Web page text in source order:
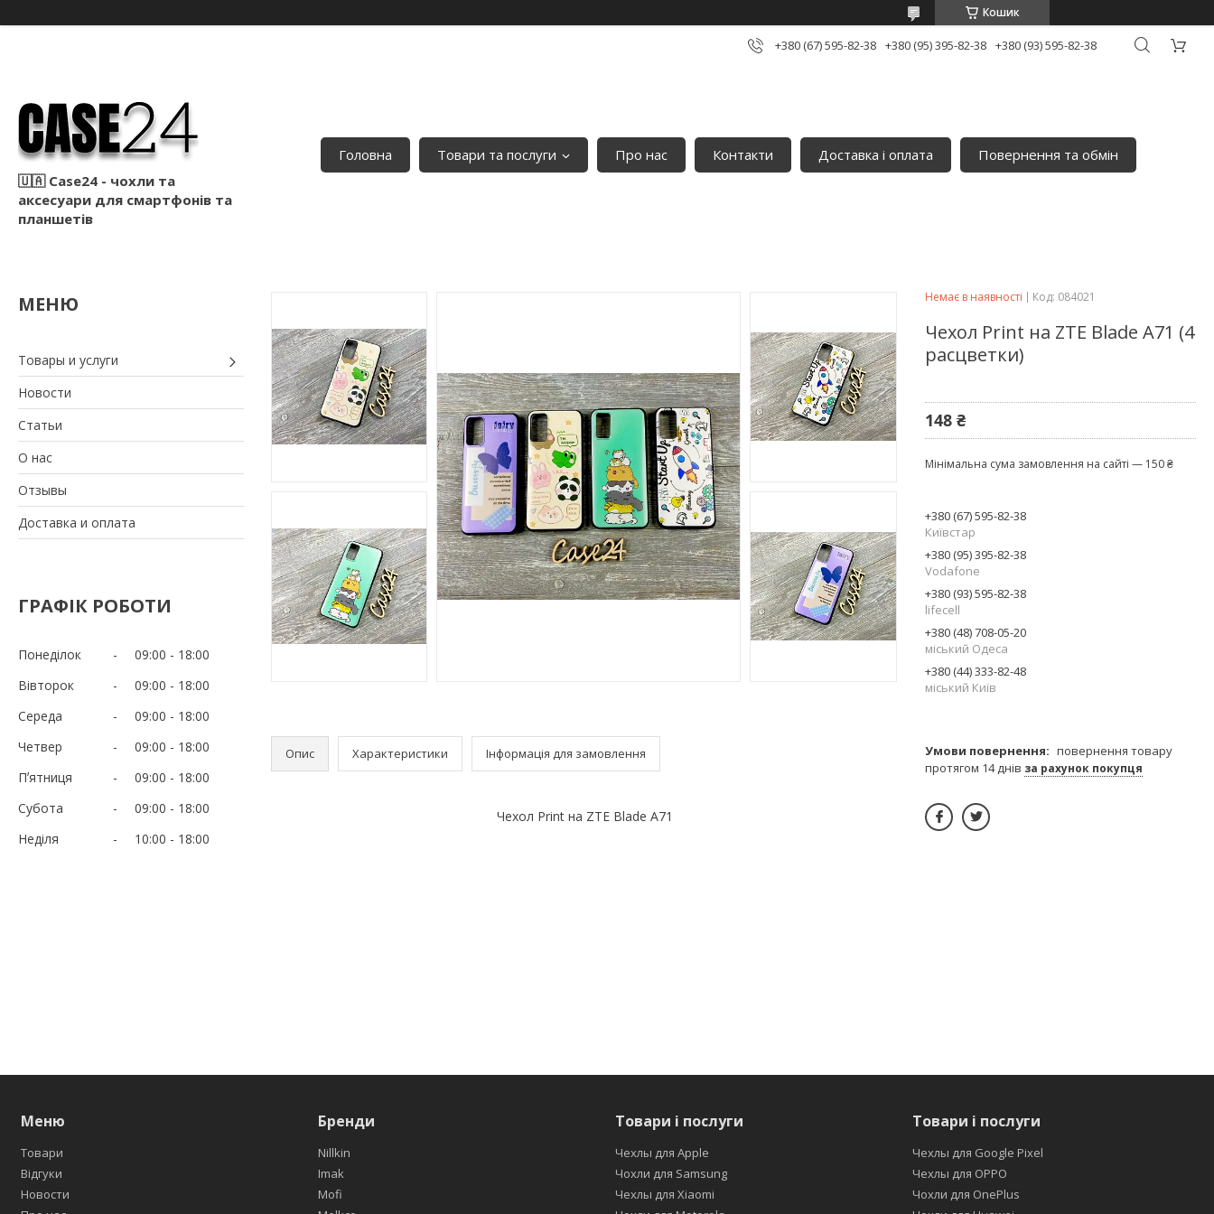
Кошик
+380 (67) 595-82-38 +380 (95) 395-82-38 +380 (93) 595-82-38
🇺🇦 Case24 - чохли та
аксесуари для смартфонів та
планшетів
Головна Товари та послуги Про нас Контакти Доставка і оплата Повернення та обмін
Товары и услуги
Новости
Статьи
О нас
Отзывы
Доставка и оплата
ГРАФІК РОБОТИ
Понеділок 09:00
18:00
Вівторок
09:00
18:00
Середа
09:00
18:00
Четвер
09:00
18:00
Пʼятниця
09:00
18:00
Субота
09:00
18:00
Неділя
10:00 18:00
Опис Характеристики Інформація для замовлення
Чехол Print на ZTE Blade A71
Немає в наявності Код: 084021
Чехол Print на ZTE Blade A71 (4
расцветки)
148 ₴
Мінімальна сума замовлення на сайті — 150 ₴
+380 (67) 595-82-38
Київстар
+380 (95) 395-82-38
Vodafone
+380 (93) 595-82-38
lifecell
+380 (48) 708-05-20
міський Одеса
+380 (44) 333-82-48
міський Київ
повернення товару
протягом 14 днів за рахунок покупця
Меню
Товари
Відгуки
Новости
Бренди
Nillkin
Imak
Mofi
Товари і послуги
Чехлы для Apple
Чохли для Samsung
Чехлы для Xiaomi
Товари і послуги
Чехлы для Google Pixel
Чехлы для OPPO
Чохли для OnePlus